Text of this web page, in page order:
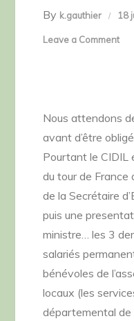
By k.gauthier 18
Leave a Commenton
!
Nous attendons
avant d’être
Pourtant le CIDIL
du tour de France
de la Secrétaire
puis une
ministre… les 3
salariés
bénévoles de
locaux (les
départemental de